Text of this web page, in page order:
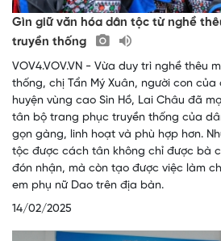
Gìn giữ văn hóa dân tộc từ nghề
truyền thống
VOV4.VOV.VN - Vừa duy trì nghề thêu
thống, chị Tẩn Mý Xuân, người con
huyện vùng cao Sìn Hồ, Lai Châu đã
tân bộ trang phục truyền thống của
gọn gàng, linh hoạt và phù hợp hơn.
tộc được cách tân không chỉ được bà
đón nhận, mà còn tạo được việc làm
em phụ nữ Dao trên địa bàn.
14/02/2025